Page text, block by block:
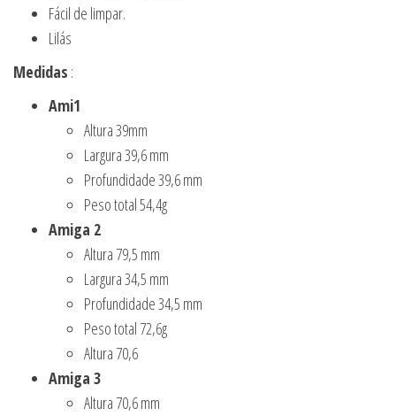
Fácil de limpar.
Lilás
Medidas :
Ami1
Altura 39mm
Largura 39,6 mm
Profundidade 39,6 mm
Peso total 54,4g
Amiga 2
Altura 79,5 mm
Largura 34,5 mm
Profundidade 34,5 mm
Peso total 72,6g
Altura 70,6
Amiga 3
Altura 70,6 mm